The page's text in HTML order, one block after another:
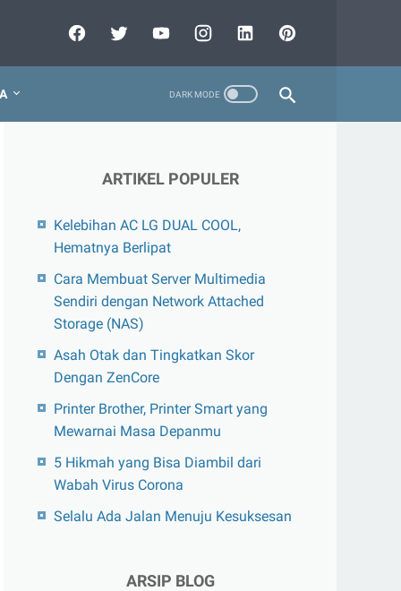
ARTIKEL POPULER
Kelebihan AC LG DUAL COOL,
Hematnya Berlipat
Cara Membuat Server Multimedia
Sendiri dengan Network Attached
Storage (NAS)
Asah Otak dan Tingkatkan Skor
Dengan ZenCore
Printer Brother, Printer Smart yang
Mewarnai Masa Depanmu
5 Hikmah yang Bisa Diambil dari
Wabah Virus Corona
Selalu Ada Jalan Menuju Kesuksesan
ARSIP BLOG